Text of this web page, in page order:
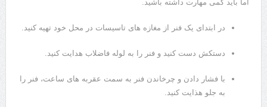
اما باید کمی مهارت داشته باشید.
در ابتدای یک فنر از مغازه های تاسیسات در محل خود تهیه کنید.
دستکش دست کنید و فنر را به لوله فاضلاب هدایت کنید.
با فشار دادن و چرخاندن فنر به سمت عقربه های ساعت، فنر را
به جلو هذایت کنید.